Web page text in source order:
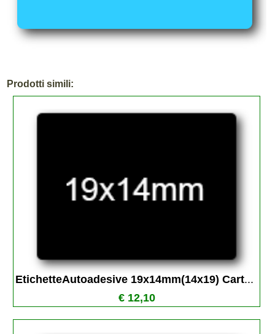
Prodotti simili:
EtichetteAutoadesive 19x14mm(14x19) Cart...
€ 12,10